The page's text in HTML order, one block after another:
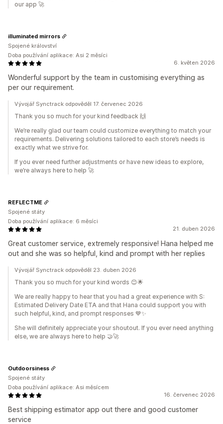
our app 🚀
6. květen 2026
Wonderful support by the team in customising everything as
per our requirement.
illuminated mirrors
Spojené království
Doba používání aplikace: Asi 2 měsíci
Vývojář Synctrack odpověděl 17. červenec 2026
Thank you so much for your kind feedback 🙌
We’re really glad our team could customize everything to match your
requirements. Delivering solutions tailored to each store’s needs is
exactly what we strive for.
If you ever need further adjustments or have new ideas to explore,
we’re always here to help 🚀
21. duben 2026
Great customer service, extremely responsive! Hana helped me
out and she was so helpful, kind and prompt with her replies
REFLECTME
Spojené státy
Doba používání aplikace: 6 měsíci
Vývojář Synctrack odpověděl 23. duben 2026
Thank you so much for your kind words 😊🌟
We are really happy to hear that you had a great experience with S:
Estimated Delivery Date ETA and that Hana could support you with
such helpful, kind, and prompt responses 💙✨
She will definitely appreciate your shoutout. If you ever need anything
else, we are always here to help 🤝🚀
16. červenec 2026
Best shipping estimator app out there and good customer
service
Outdoorsiness
Spojené státy
Doba používání aplikace: Asi měsícem